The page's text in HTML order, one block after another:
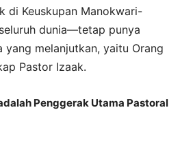
di Keuskupan Manokwari-
dunia—tetap punya
yang melanjutkan, yaitu Orang
Pastor Izaak.
Penggerak Utama Pastoral